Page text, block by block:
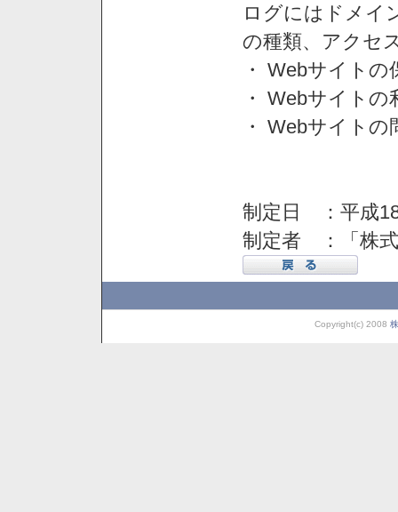
ログにはドメイ
の種類、アクセ
・ Webサイトの
・ Webサイト
・ Webサイト
制定日 ：平成
制定者 ：「株
Copyright(c) 2008